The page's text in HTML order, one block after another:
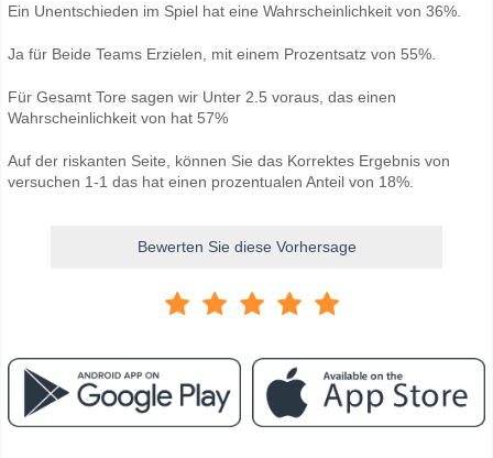
Ein Unentschieden im Spiel hat eine Wahrscheinlichkeit von 36%.
Ja für Beide Teams Erzielen, mit einem Prozentsatz von 55%.
Für Gesamt Tore sagen wir Unter 2.5 voraus, das einen
Wahrscheinlichkeit von hat 57%
Auf der riskanten Seite, können Sie das Korrektes Ergebnis von
versuchen 1-1 das hat einen prozentualen Anteil von 18%.
Bewerten Sie diese Vorhersage